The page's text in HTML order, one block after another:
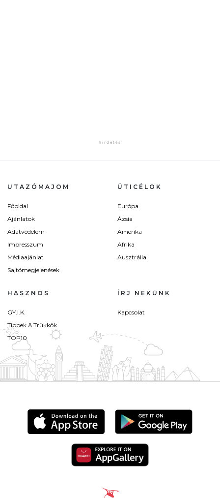
UTAZÓMAJOM
Főoldal
Ajánlatok
Adatvédelem
Impresszum
Médiaajánlat
Sajtómegjelenések
ÚTICÉLOK
Európa
Ázsia
Amerika
Afrika
Ausztrália
HASZNOS
GY.I.K.
Tippek & Trükkök
TOP10
ÍRJ NEKÜNK
Kapcsolat